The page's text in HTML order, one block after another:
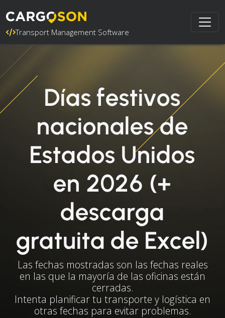
Transport Management Software
Días festivos
nacionales de
Estados Unidos
en 2026 (+
descarga
gratuita de Excel)
Las fechas mostradas son las fechas reales
en las que la mayoría de las oficinas están
cerradas.
Intenta planificar tu transporte y logística en
otras fechas para evitar problemas.